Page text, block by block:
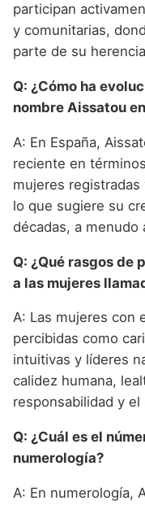
participan
y comunitarias,
parte de su
Q: ¿Cómo ha
nombre Aissatou
A: En España,
reciente en
mujeres registradas
lo que sugiere su
décadas, a menudo
Q: ¿Qué rasgos de
a las mujeres
A: Las mujeres con
percibidas como
intuitivas y líderes
calidez humana,
responsabilidad y el
Q: ¿Cuál es el
numerología?
A: En numerología,